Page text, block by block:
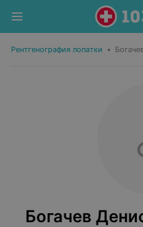
Рентгенография лопатки •
Богачев